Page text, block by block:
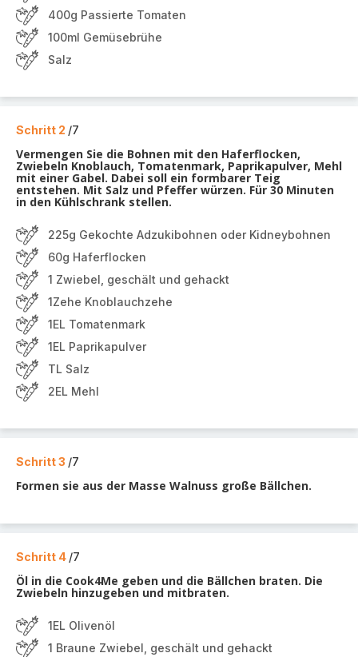
400g Passierte Tomaten
100ml Gemüsebrühe
Salz
Schritt 2 /7
Vermengen Sie die Bohnen mit den Haferflocken,
Zwiebeln Knoblauch, Tomatenmark, Paprikapulver, Mehl
mit einer Gabel. Dabei soll ein formbarer Teig
entstehen. Mit Salz und Pfeffer würzen. Für 30 Minuten
in den Kühlschrank stellen.
225g Gekochte Adzukibohnen oder Kidneybohnen
60g Haferflocken
1 Zwiebel, geschält und gehackt
1Zehe Knoblauchzehe
1EL Tomatenmark
1EL Paprikapulver
TL Salz
2EL Mehl
Schritt 3 /7
Formen sie aus der Masse Walnuss große Bällchen.
Schritt 4 /7
Öl in die Cook4Me geben und die Bällchen braten. Die
Zwiebeln hinzugeben und mitbraten.
1EL Olivenöl
1 Braune Zwiebel, geschält und gehackt